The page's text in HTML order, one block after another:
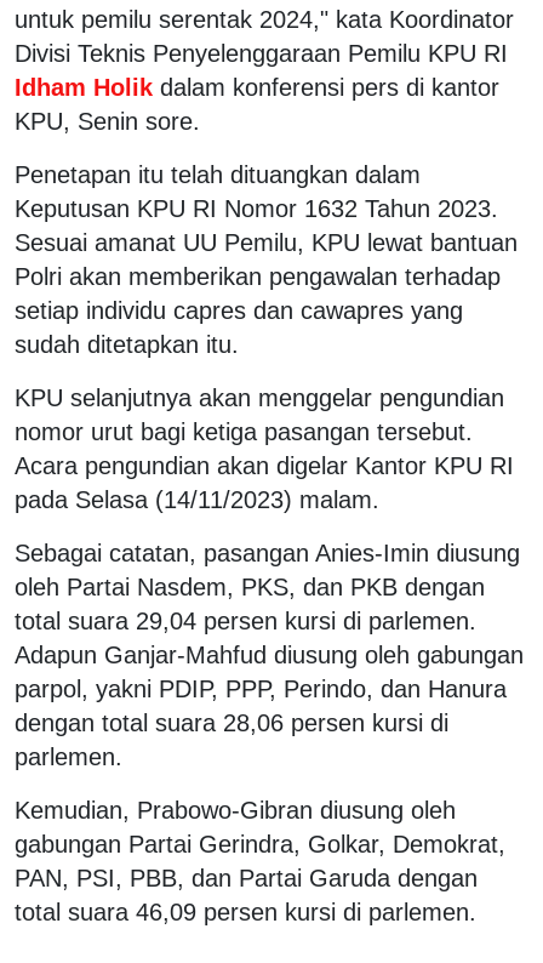
untuk pemilu serentak 2024," kata Koordinator
Divisi Teknis Penyelenggaraan Pemilu KPU RI
Idham Holik dalam konferensi pers di kantor
KPU, Senin sore.
Penetapan itu telah dituangkan dalam
Keputusan KPU RI Nomor 1632 Tahun 2023.
Sesuai amanat UU Pemilu, KPU lewat bantuan
Polri akan memberikan pengawalan terhadap
setiap individu capres dan cawapres yang
sudah ditetapkan itu.
KPU selanjutnya akan menggelar pengundian
nomor urut bagi ketiga pasangan tersebut.
Acara pengundian akan digelar Kantor KPU RI
pada Selasa (14/11/2023) malam.
Sebagai catatan, pasangan Anies-Imin diusung
oleh Partai Nasdem, PKS, dan PKB dengan
total suara 29,04 persen kursi di parlemen.
Adapun Ganjar-Mahfud diusung oleh gabungan
parpol, yakni PDIP, PPP, Perindo, dan Hanura
dengan total suara 28,06 persen kursi di
parlemen.
Kemudian, Prabowo-Gibran diusung oleh
gabungan Partai Gerindra, Golkar, Demokrat,
PAN, PSI, PBB, dan Partai Garuda dengan
total suara 46,09 persen kursi di parlemen.